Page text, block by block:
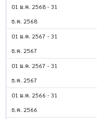
01 ม.ค. 2568 - 31
ธ.ค. 2568
01 ม.ค. 2567 - 31
ธ.ค. 2567
01 ม.ค. 2567 - 31
ธ.ค. 2567
01 ม.ค. 2566 - 31
ธ.ค. 2566